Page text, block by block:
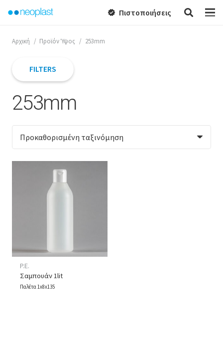
verified Πιστοποιήσεις
Αρχική / Προϊόν Ύψος / 253mm
253mm
P.E.
Σαμπουάν 1lit
Παλέτα 1x8x135
FILTERS